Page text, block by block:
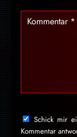
Schick mir
Kommentar